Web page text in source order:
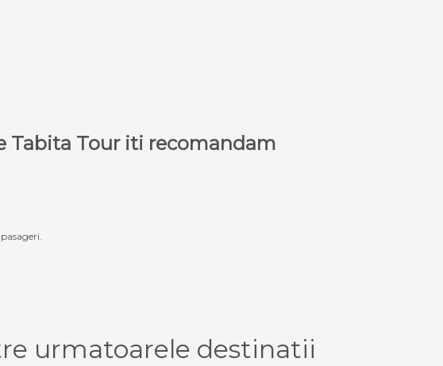
Tabita Tour iti recomandam
urmatoarele destinatii